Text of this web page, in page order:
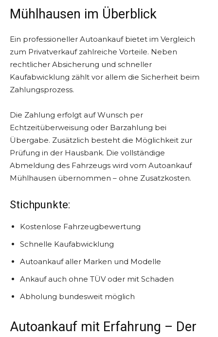
Mühlhausen im Überblick
Ein professioneller Autoankauf bietet im Vergleich
zum Privatverkauf zahlreiche Vorteile. Neben
rechtlicher Absicherung und schneller
Kaufabwicklung zählt vor allem die Sicherheit beim
Zahlungsprozess.
Die Zahlung erfolgt auf Wunsch per
Echtzeitüberweisung oder Barzahlung bei
Übergabe. Zusätzlich besteht die Möglichkeit zur
Prüfung in der Hausbank. Die vollständige
Abmeldung des Fahrzeugs wird vom Autoankauf
Mühlhausen übernommen – ohne Zusatzkosten.
Stichpunkte:
Kostenlose Fahrzeugbewertung
Schnelle Kaufabwicklung
Autoankauf aller Marken und Modelle
Ankauf auch ohne TÜV oder mit Schaden
Abholung bundesweit möglich
Autoankauf mit Erfahrung – Der